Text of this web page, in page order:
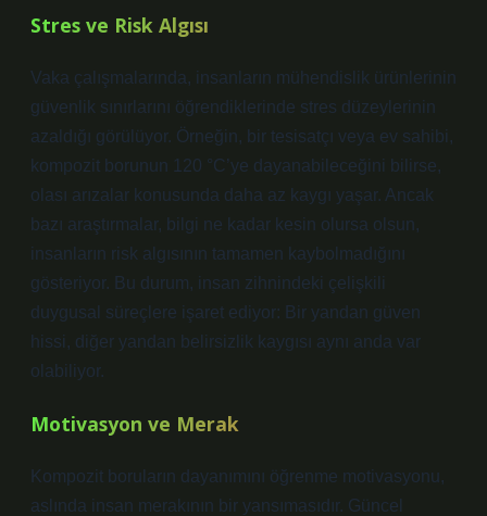
Stres ve Risk Algısı
Vaka çalışmalarında, insanların mühendislik ürünlerinin
güvenlik sınırlarını öğrendiklerinde stres düzeylerinin
azaldığı görülüyor. Örneğin, bir tesisatçı veya ev sahibi,
kompozit borunun 120 °C’ye dayanabileceğini bilirse,
olası arızalar konusunda daha az kaygı yaşar. Ancak
bazı araştırmalar, bilgi ne kadar kesin olursa olsun,
insanların risk algısının tamamen kaybolmadığını
gösteriyor. Bu durum, insan zihnindeki çelişkili
duygusal süreçlere işaret ediyor: Bir yandan güven
hissi, diğer yandan belirsizlik kaygısı aynı anda var
olabiliyor.
Motivasyon ve Merak
Kompozit boruların dayanımını öğrenme motivasyonu,
aslında insan merakının bir yansımasıdır. Güncel